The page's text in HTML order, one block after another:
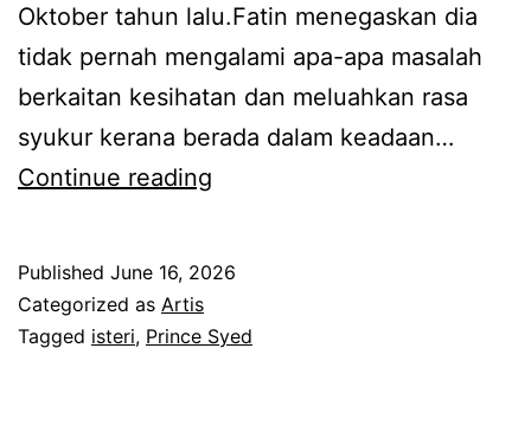
r
b
a
Oktober tahun lalu.Fatin menegaskan dia
tidak pernah mengalami apa-apa masalah
berkaitan kesihatan dan meluahkan rasa
syukur kerana berada dalam keadaan…
Continue reading
a
Published June 16, 2026
Categorized as Artis
Tagged isteri, Prince Syed